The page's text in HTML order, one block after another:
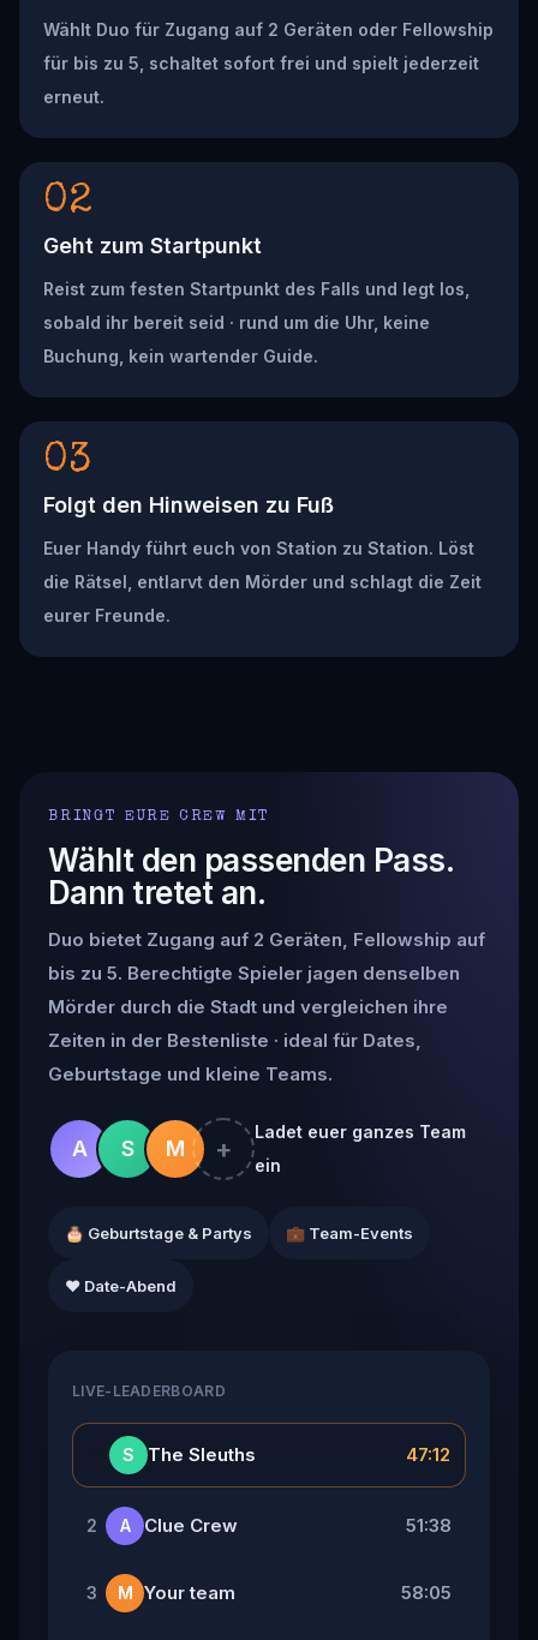
Wählt Duo für Zugang auf 2 Geräten oder Fellowship
für bis zu 5, schaltet sofort frei und spielt jederzeit
erneut.
02
Geht zum Startpunkt
Reist zum festen Startpunkt des Falls und legt los,
sobald ihr bereit seid · rund um die Uhr, keine
Buchung, kein wartender Guide.
03
Folgt den Hinweisen zu Fuß
Euer Handy führt euch von Station zu Station. Löst
die Rätsel, entlarvt den Mörder und schlagt die Zeit
eurer Freunde.
BRINGT EURE CREW MIT
Wählt den passenden Pass.
Dann tretet an.
Duo bietet Zugang auf 2 Geräten, Fellowship auf
bis zu 5. Berechtigte Spieler jagen denselben
Mörder durch die Stadt und vergleichen ihre
Zeiten in der Bestenliste · ideal für Dates,
Geburtstage und kleine Teams.
A S M +
Ladet euer ganzes Team
ein
🎂 Geburtstage & Partys 💼 Team-Events
❤️ Date-Abend
LIVE-LEADERBOARD
S The Sleuths 47:12
2 A Clue Crew 51:38
3 M Your team 58:05